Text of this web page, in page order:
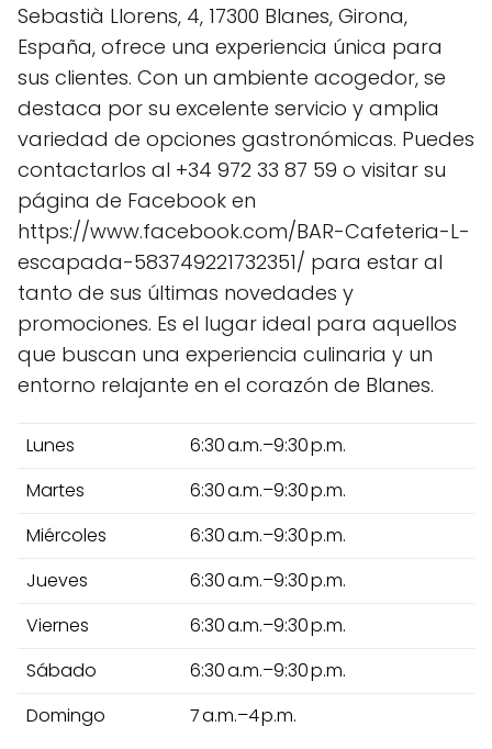
Sebastià Llorens, 4, 17300 Blanes, Girona,
España, ofrece una experiencia única para
sus clientes. Con un ambiente acogedor, se
destaca por su excelente servicio y amplia
variedad de opciones gastronómicas. Puedes
contactarlos al +34 972 33 87 59 o visitar su
página de Facebook en
https://www.facebook.com/BAR-Cafeteria-L-
escapada-583749221732351/ para estar al
tanto de sus últimas novedades y
promociones. Es el lugar ideal para aquellos
que buscan una experiencia culinaria y un
entorno relajante en el corazón de Blanes.
Lunes
6:30 a.m.–9:30 p.m.
Martes
6:30 a.m.–9:30 p.m.
Miércoles
6:30 a.m.–9:30 p.m.
Jueves
6:30 a.m.–9:30 p.m.
Viernes
6:30 a.m.–9:30 p.m.
Sábado
6:30 a.m.–9:30 p.m.
Domingo
7 a.m.–4 p.m.